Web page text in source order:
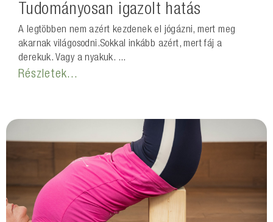
Tudományosan igazolt hatás
A legtöbben nem azért kezdenek el jógázni, mert meg
akarnak világosodni.Sokkal inkább azért, mert fáj a
derekuk. Vagy a nyakuk. ...
Részletek...